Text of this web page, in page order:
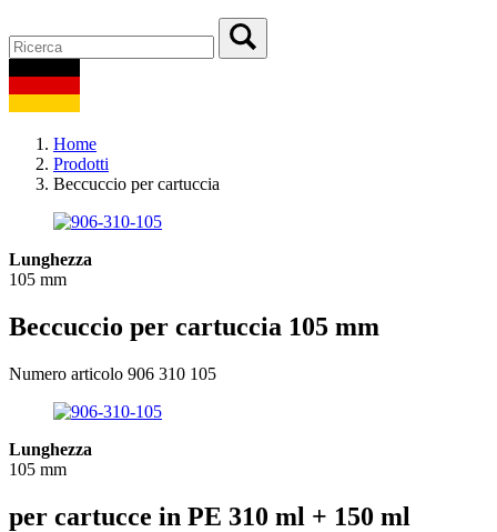
Home
Prodotti
Beccuccio per cartuccia
Lunghezza
105 mm
Beccuccio per cartuccia 105 mm
Numero articolo 906 310 105
Lunghezza
105 mm
per cartucce in PE 310 ml + 150 ml